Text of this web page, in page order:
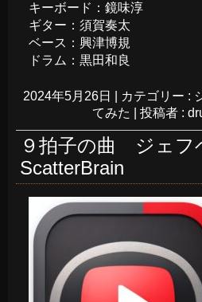
キーボード：鏡味淳
ギター：須賀奏太
ベース：興津博規
ドラム：黒田和良
2024年5月26日 カテゴリー :
てみた
投稿者 :
９拍子の曲 ジェフ
ScatterBrain